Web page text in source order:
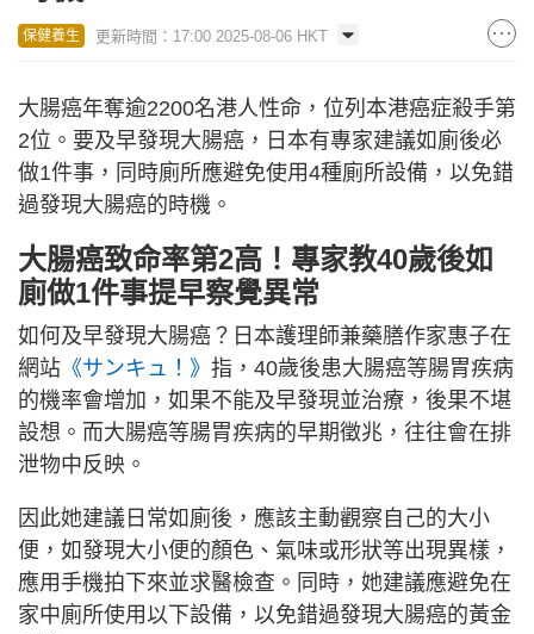
保健養生 更新時間：17:00 2025-08-06 HKT
大腸癌年奪逾2200名港人性命，位列本港癌症殺手第
2位。要及早發現大腸癌，日本有專家建議如廁後必
做1件事，同時廁所應避免使用4種廁所設備，以免錯
過發現大腸癌的時機。
大腸癌致命率第2高！專家教40歲後如
廁做1件事提早察覺異常
如何及早發現大腸癌？日本護理師兼藥膳作家惠子在
網站 《サンキュ！》 指，40歲後患大腸癌等腸胃疾病
的機率會增加，如果不能及早發現並治療，後果不堪
設想。而大腸癌等腸胃疾病的早期徵兆，往往會在排
泄物中反映。
因此她建議日常如廁後，應該主動觀察自己的大小
便，如發現大小便的顏色、氣味或形狀等出現異樣，
應用手機拍下來並求醫檢查。同時，她建議應避免在
家中廁所使用以下設備，以免錯過發現大腸癌的黃金